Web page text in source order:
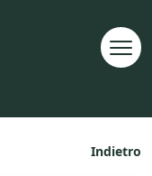
Indietro